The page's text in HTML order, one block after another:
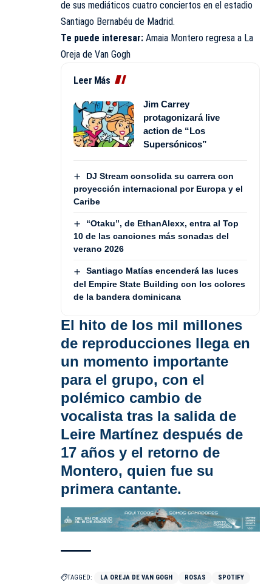
de sus mediáticos cuatro conciertos en el estadio
Santiago Bernabéu de Madrid.
Te puede interesar: Amaia Montero regresa a La
Oreja de Van Gogh
Leer Más
Jim Carrey
protagonizará live
action de “Los
Supersónicos”
DJ Stream consolida su carrera con
proyección internacional por Europa y el
Caribe
“Otaku”, de EthanAlexx, entra al Top
10 de las canciones más sonadas del
verano 2026
Santiago Matías encenderá las luces
del Empire State Building con los colores
de la bandera dominicana
El hito de los mil millones
de reproducciones llega en
un momento importante
para el grupo, con el
polémico cambio de
vocalista tras la salida de
Leire Martínez después de
17 años y el retorno de
Montero, quien fue su
primera cantante.
TAGGED: LA OREJA DE VAN GOGH ROSAS SPOTIFY